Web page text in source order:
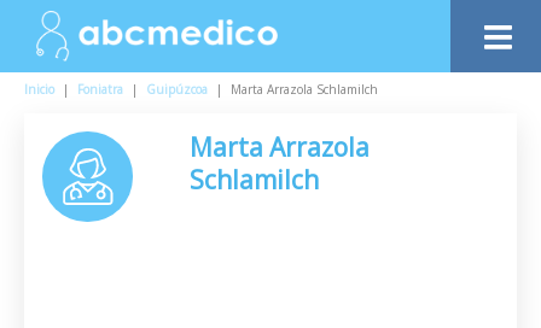
Inicio | Foniatra | Guipúzcoa | Marta Arrazola Schlamilch
Marta Arrazola
Schlamilch